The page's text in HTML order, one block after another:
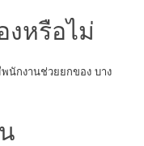
หรือไม่
นักงานช่วยยกของ บาง